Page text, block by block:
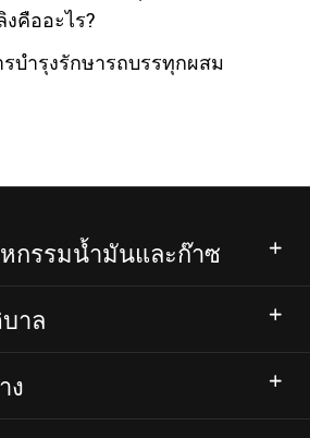
คืออะไร?
บำรุงรักษารถบรรทุกผสม
กรรมน้ำมันและก๊าซ
าล
ง